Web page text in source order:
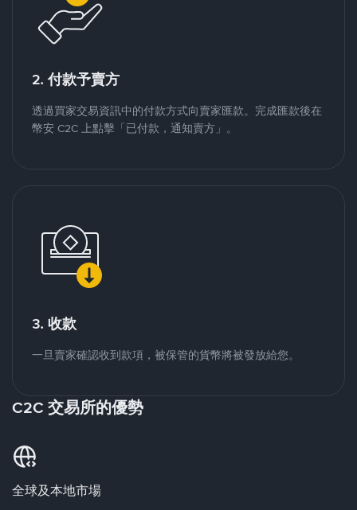
2. 付款予賣方
透過買家交易資訊中的付款方式向賣家匯款。完成匯款後在
幣安 C2C 上點擊「已付款，通知賣方」。
3. 收款
一旦賣家確認收到款項，被保管的貨幣將被發放給您。
C2C 交易所的優勢
全球及本地市場